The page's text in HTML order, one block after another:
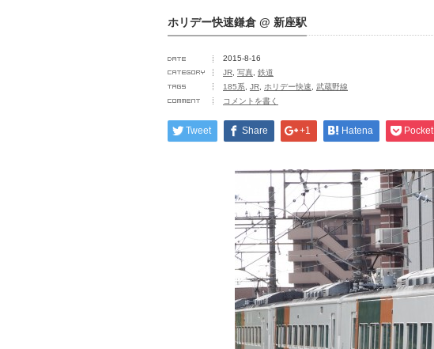
ホリデー快速鎌倉 @ 新座駅
2015-8-16
JR 写真
鉄道
185系
JR ホリデー快速
武蔵野線
コメントを書く
Tweet Share +1 Hatena Pocket